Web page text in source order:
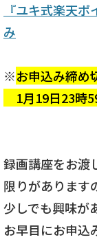
『ユキ式楽天
み
※お申込み締め
1月19日23時
録画講座をお渡
限りがあります
少しでも興味が
お早目にお申込